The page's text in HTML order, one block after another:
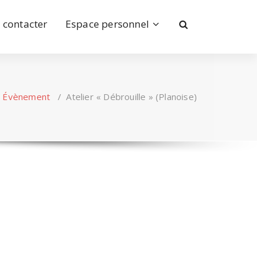
contacter Espace personnel
Évènement /Atelier « Débrouille » (Planoise)